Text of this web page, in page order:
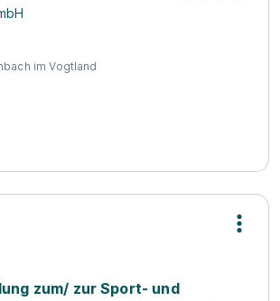
im Vogtland
zum/ zur Sport- und